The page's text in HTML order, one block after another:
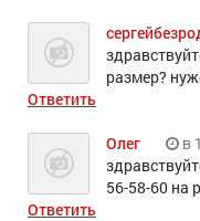
размер?
Ответить
Олег в
56-58-60 на
Ответить